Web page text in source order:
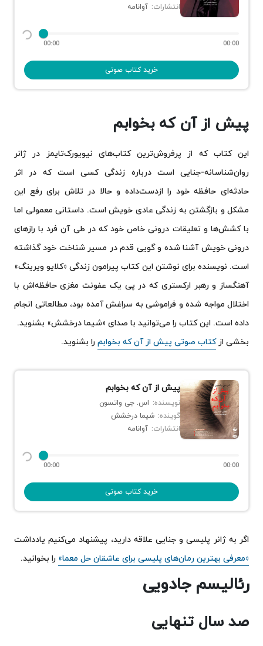
انتشارات: آوانامه
00:00 00:00
خرید کتاب صوتی
پیش از آن که بخوابم
این کتاب که از پرفروش‌ترین کتاب‌های نیویورک‌تایمز در ژانر
روان‌شناسانه-جنایی است درباره زندگی کسی است که در اثر
حادثه‌ای حافظه خود را ازدست‌داده و حالا در تلاش برای رفع این
مشکل و بازگشتن به زندگی عادی خویش است. داستانی معمولی اما
با کشش‌ها و تعلیقات درونی خاص خود که در طی آن فرد با رازهای
درونی خویش آشنا شده و گویی قدم در مسیر شناخت خود گذاشته
است. نویسنده برای نوشتن این کتاب پیرامون زندگی «کلایو ویرینگ»
آهنگساز و رهبر ارکستری که در پی یک عفونت مغزی حافظه‌اش با
اختلال مواجه شده و فراموشی به سراغش آمده بود، مطالعاتی انجام
داده است. این کتاب را می‌توانید با صدای «شیما درخشش» بشنوید.
بخشی ازکتاب صوتی پیش از آن که بخوابم را بشنوید.
پیش از آن که بخوابم
نویسنده: اس. جی واتسون
گوینده: شیما درخشش
انتشارات: آوانامه
00:00 00:00
خرید کتاب صوتی
‌اگر به ژانر پلیسی و جنایی علاقه دارید، پیشنهاد می‌کنیم یادداشت
«معرفی بهترین رمان‌های پلیسی برای عاشقان حل معما» را بخوانید.
رئالیسم جادویی
صد سال تنهایی